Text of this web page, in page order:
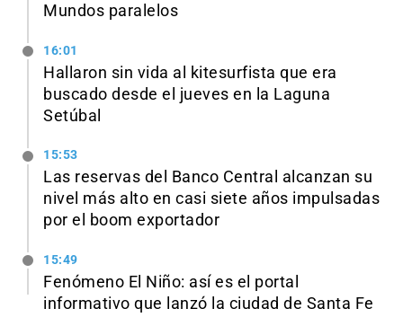
Mundos paralelos
16:01
Hallaron sin vida al kitesurfista que era
buscado desde el jueves en la Laguna
Setúbal
15:53
Las reservas del Banco Central alcanzan su
nivel más alto en casi siete años impulsadas
por el boom exportador
15:49
Fenómeno El Niño: así es el portal
informativo que lanzó la ciudad de Santa Fe